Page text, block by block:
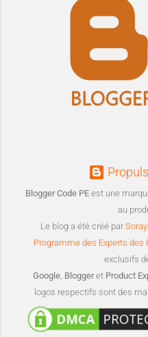
Blogger Code PE est une
au
Le blog a été créé par
Programme des Experts des
exclusifs
Google, Bloggeret Product
logos respectifs sont des